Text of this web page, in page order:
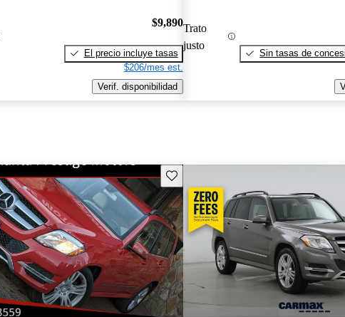
$9,890
El precio incluye tasas
$206/mes est.
Verif. disponibilidad
Trato
justo
Sin tasas de
Guarda este Aviso